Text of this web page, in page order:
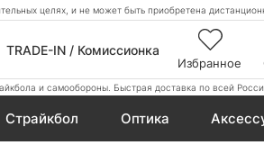
целях, и не может быть приобретена
TRADE-IN / Комиссионка
Избранное
и самообороны. Быстрая доставка по всей
Страйкбол Оптика